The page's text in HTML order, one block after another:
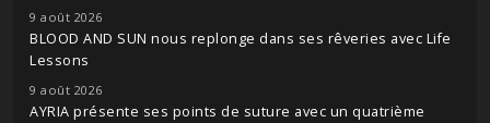
9 août 2026
BLOOD AND SUN nous replonge dans ses rêveries avec Life
Lessons
9 août 2026
AYRIA présente ses points de suture avec un quatrième